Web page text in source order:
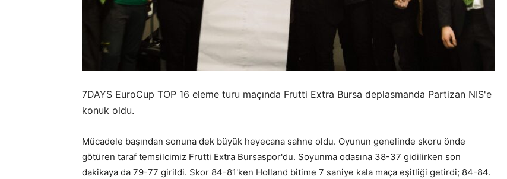
7DAYS EuroCup TOP 16 eleme turu maçında Frutti Extra Bursa deplasmanda Partizan NIS'e
konuk oldu.
Mücadele başından sonuna dek büyük heyecana sahne oldu. Oyunun genelinde skoru önde
götüren taraf temsilcimiz Frutti Extra Bursaspor'du. Soyunma odasına 38-37 gidilirken son
dakikaya da 79-77 girildi. Skor 84-81'ken Holland bitime 7 saniye kala maça eşitliği getirdi; 84-84.